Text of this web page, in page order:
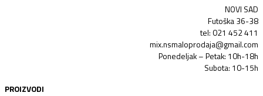
NOVI SAD
Futoška 36-38
tel: 021 452 411
mix.nsmaloprodaja@gmail.com
Ponedeljak – Petak: 10h-18h
Subota: 10-15h
PROIZVODI